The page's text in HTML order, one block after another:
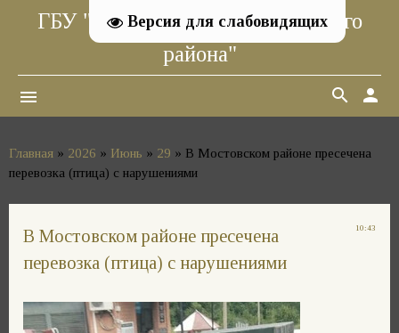
Версия для слабовидящих
ГБУ "Ветуправление Мостовского
района"
menu person
search
Главная » 2026 » Июнь » 29 » В Мостовском районе пресечена
перевозка (птица) с нарушениями
10:43
В Мостовском районе пресечена
перевозка (птица) с нарушениями